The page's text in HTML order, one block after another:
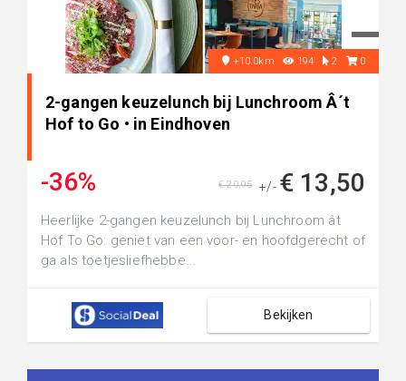
+10.0km 194 2 0
2-gangen keuzelunch bij Lunchroom Â´t
Hof to Go • in Eindhoven
-36% +/- € 13,50
€ 20,95
Heerlijke 2-gangen keuzelunch bij Lunchroom ât
Hof To Go: geniet van een voor- en hoofdgerecht of
ga als toetjesliefhebbe...
Bekijken